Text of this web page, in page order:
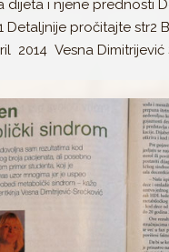
dijeta i njene prednosti
Detaljnije pročitajte str2
2014 Vesna Dimitrijević